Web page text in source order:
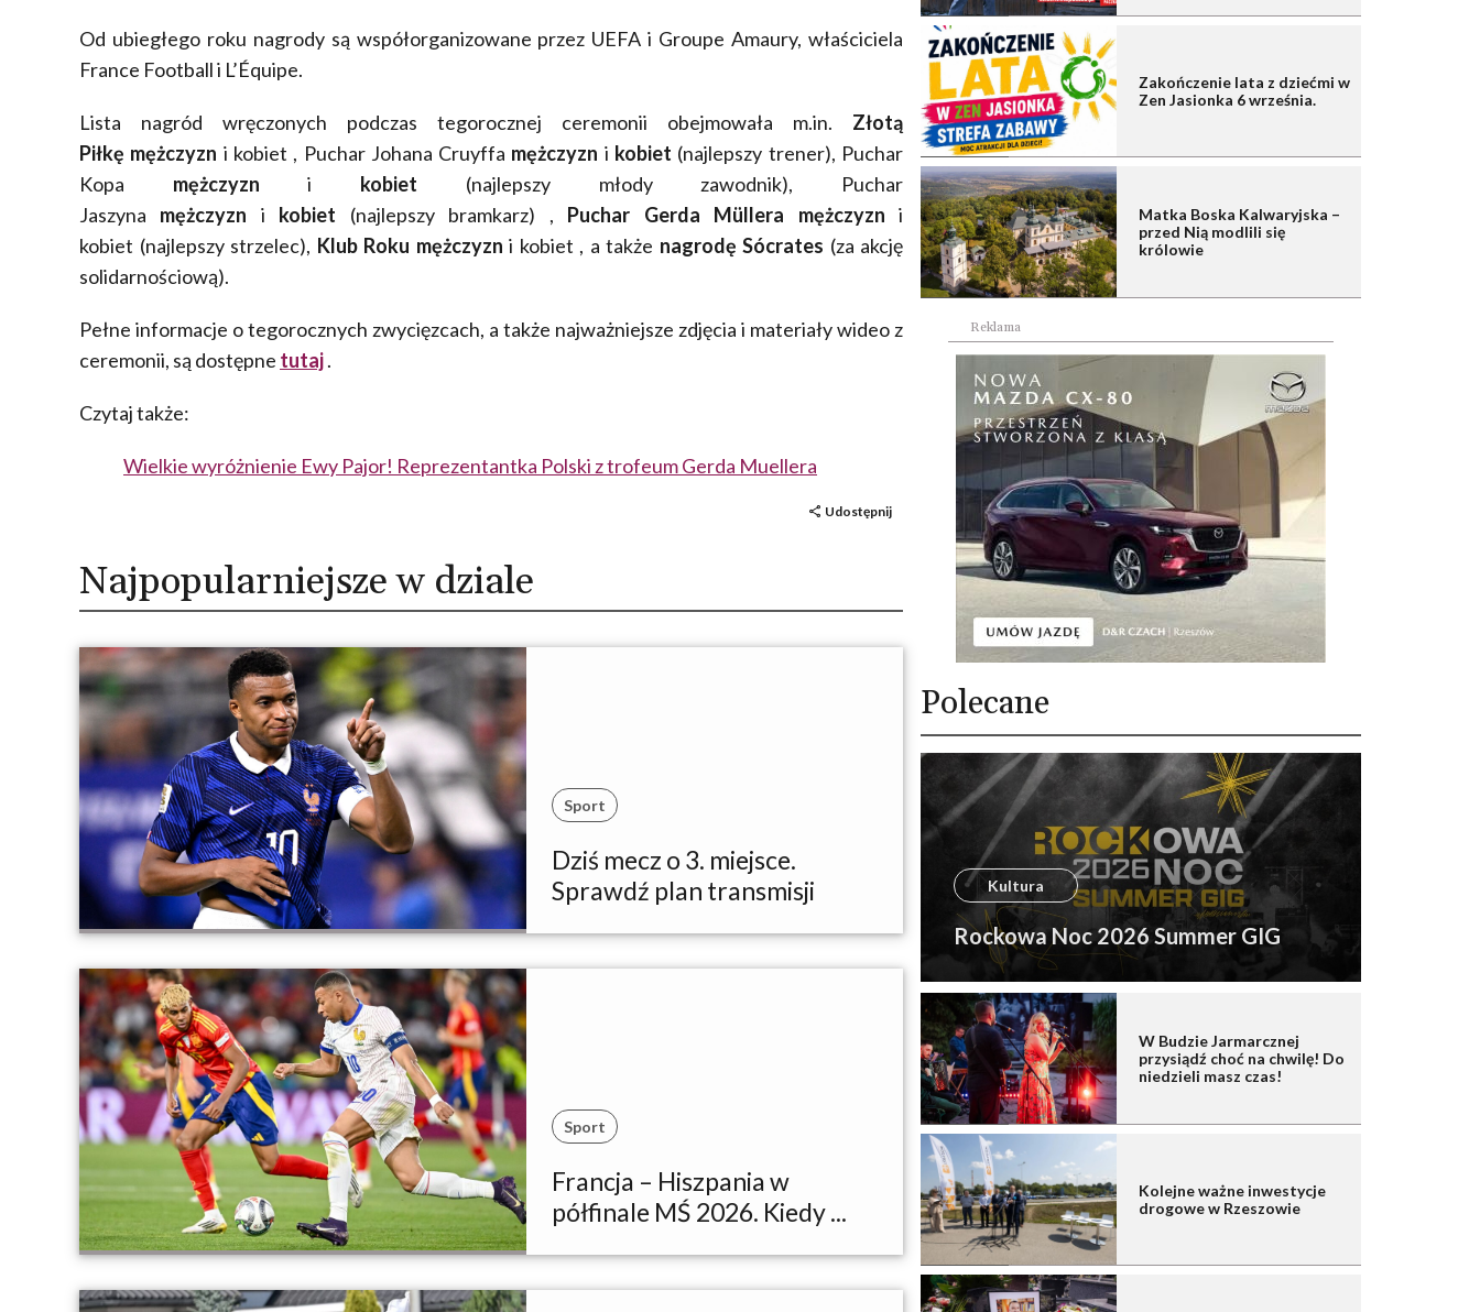
Od ubiegłego roku nagrody są współorganizowane przez UEFA i Groupe Amaury, właściciela
France Football i L’Équipe.
Lista nagród wręczonych podczas tegorocznej ceremonii obejmowała m.in. Złotą
Piłkę mężczyzn i kobiet , Puchar Johana Cruyffa mężczyzn i kobiet (najlepszy trener), Puchar
Kopa mężczyzn i kobiet (najlepszy młody zawodnik), Puchar
Jaszyna mężczyzn i kobiet (najlepszy bramkarz) , Puchar Gerda Müllera mężczyzn i
kobiet (najlepszy strzelec), Klub Roku mężczyzn i kobiet , a także nagrodę Sócrates (za akcję
solidarnościową).
Pełne informacje o tegorocznych zwycięzcach, a także najważniejsze zdjęcia i materiały wideo z
ceremonii, są dostępne tutaj.
Czytaj także:
Wielkie wyróżnienie Ewy Pajor! Reprezentantka Polski z trofeum Gerda Muellera
Udostępnij
Najpopularniejsze w dziale
Sport
Dziś mecz o 3. miejsce.
Sprawdź plan transmisji
Sport
Francja – Hiszpania w
półfinale MŚ 2026. Kiedy ...
Zakończenie lata z dziećmi w
Zen Jasionka 6 września.
Matka Boska Kalwaryjska –
przed Nią modlili się
królowie
Reklama
Polecane
Kultura
Rockowa Noc 2026 Summer GIG
W Budzie Jarmarcznej
przysiądź choć na chwilę! Do
niedzieli masz czas!
Kolejne ważne inwestycje
drogowe w Rzeszowie